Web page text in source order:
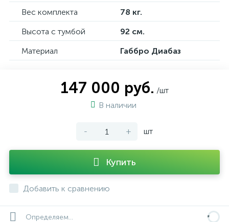
Вес комплекта
78 кг.
Высота с тумбой
92 см.
Материал
Габбро Диабаз
147 000 руб. /шт
В наличии
- + шт
Купить
Добавить к сравнению
Определяем...